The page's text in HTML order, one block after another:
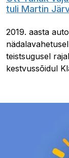
tuli Martin
2019. aasta
teistsugusel
kestvussõidul